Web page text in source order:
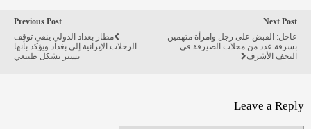
Previous Post
مطار بغداد الدولي ينفي توقف
الرحلات الإيرانية إلى بغداد ويؤكد بأنها
تسير بشكل طبيعي
Next Post
عاجل: القبض على رجل وامرأة متهمين
بسرقة عدد من محلات الصيرفة في
النجف الأشرف
Leave a Reply